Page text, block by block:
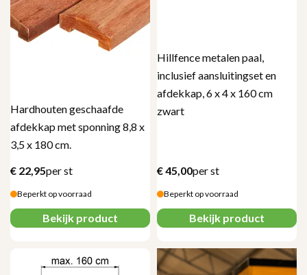
Hardhouten geschaafde
afdekkap met sponning 8,8 x
3,5 x 180 cm.
€ 22,95per st
Beperkt op voorraad
Bekijk product
Hillfence metalen paal,
inclusief aansluitingset en
afdekkap, 6 x 4 x 160 cm
zwart
€45,00per st
Beperkt op voorraad
Bekijk product